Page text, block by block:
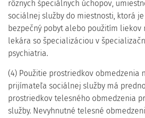
rôznych špeciálnych úchopov,
sociálnej služby do miestnosti, ktorá
bezpečný pobyt alebo použitím liekov
lekára so špecializáciou v
psychiatria.
(4) Použitie prostriedkov obmedzenia
prijímateľa sociálnej služby má
prostriedkov telesného obmedzenia
služby. Nevyhnutné telesné